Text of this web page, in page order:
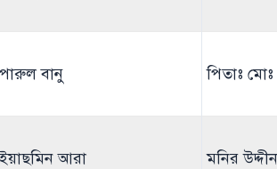
বানু পিতাঃ
আরা মনির উদ্দীন